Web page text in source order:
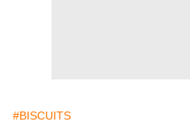
#BISCUITS